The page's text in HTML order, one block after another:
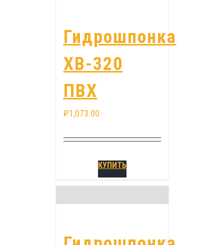
Гидрошпонка
ХВ-320
ПВХ
₽1,073.00
КУПИТЬ